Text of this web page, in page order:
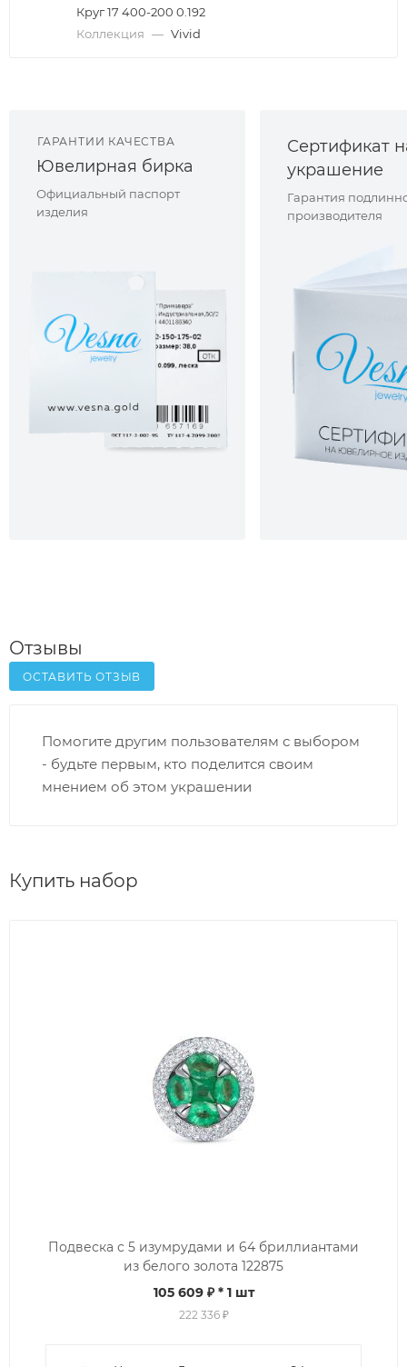
Круг 17 400-200 0.192
Коллекция — Vivid
ГАРАНТИИ КАЧЕСТВА
Ювелирная бирка
Официальный паспорт
изделия
Сертификат
украшение
Гарантия
производителя
Отзывы
ОСТАВИТЬ ОТЗЫВ
Помогите другим пользователям с выбором
- будьте первым, кто поделится своим
мнением об этом украшении
Купить набор
Подвеска с 5 изумрудами и 64 бриллиантами
из белого золота 122875
105 609 ₽* 1 шт
222 336 ₽